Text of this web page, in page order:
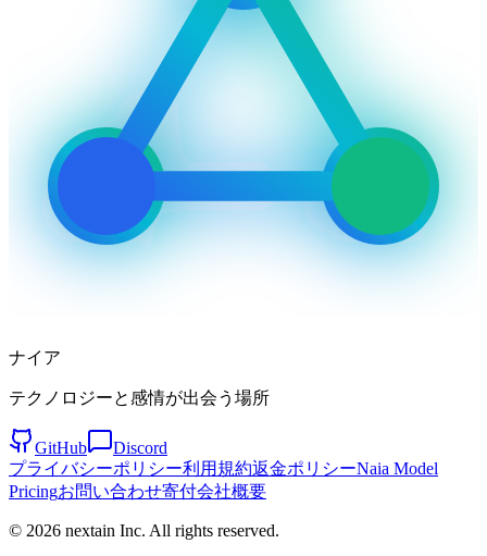
ナイア
テクノロジーと感情が出会う場所
GitHub
Discord
プライバシーポリシー利用規約返金ポリシーNaia Model
Pricingお問い合わせ寄付会社概要
© 2026 nextain Inc. All rights reserved.